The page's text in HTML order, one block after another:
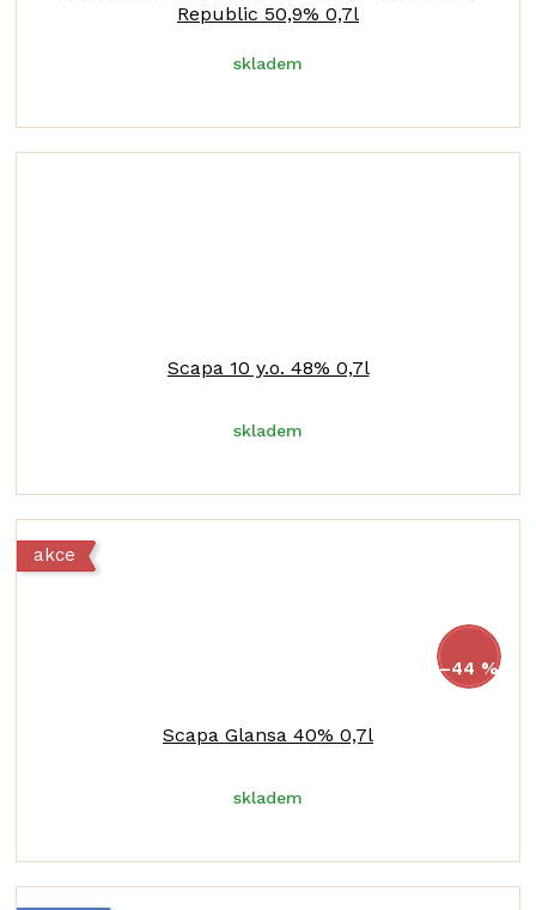
Republic 50,9% 0,7l
skladem
Scapa 10 y.o. 48% 0,7l
skladem
akce
2 420
–44 %
Scapa Glansa 40% 0,7l
skladem